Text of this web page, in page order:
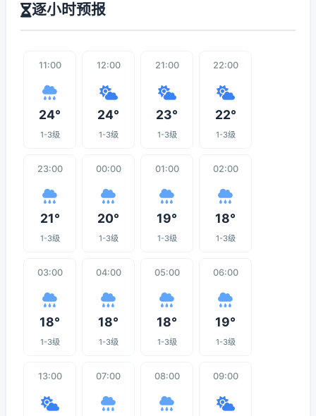
逐小时预报
11:00
24°
1-3级
12:00
24°
1-3级
21:00
23°
1-3级
22:00
22°
1-3级
23:00
21°
1-3级
00:00
20°
1-3级
01:00
19°
1-3级
02:00
18°
1-3级
03:00
18°
1-3级
04:00
18°
1-3级
05:00
18°
1-3级
06:00
19°
1-3级
13:00 07:00 08:00 09:00